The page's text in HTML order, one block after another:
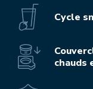
Cycle
chauds